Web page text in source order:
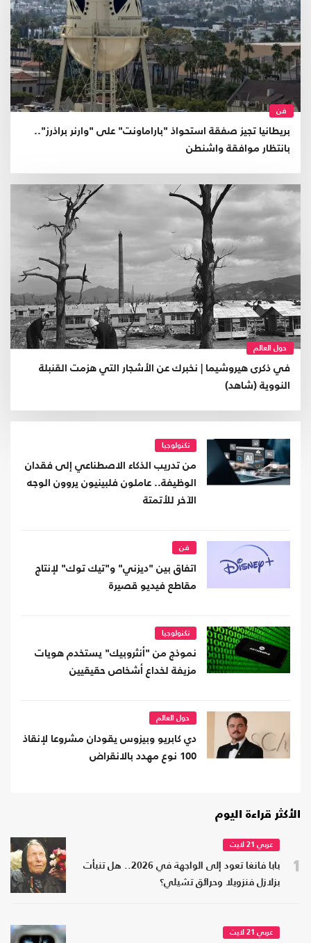
فن
بريطانيا تجيز صفقة استحواذ "باراماونت" على "وارنر براذرز"..
بانتظار موافقة واشنطن
حول العالم
في ذكرى هيروشيما | نخبرك عن الأشجار التي هزمت القنبلة
النووية (شاهد)
تكنولوجيا
من تدريب الذكاء الاصطناعي إلى فقدان
الوظيفة.. عاملون فلبينيون يروون الوجه
الآخر للأتمتة
فن
اتفاق بين "ديزني" و"تيك توك" لإنتاج
مقاطع فيديو قصيرة
تكنولوجيا
نموذج من "أنثروبيك" يستخدم هويات
مزيفة لخداع أشخاص حقيقيين
حول العالم
دي كابريو وبيزوس يقودان مشروعا لإنقاذ
100 نوع مهدد بالانقراض
الأكثر قراءة اليوم
1
عربي 21 لايت
بابا فانغا تعود إلى الواجهة في 2026.. هل تنبأت
بزلازل فنزويلا وحرائق تشيلي؟
عربي 21 لايت